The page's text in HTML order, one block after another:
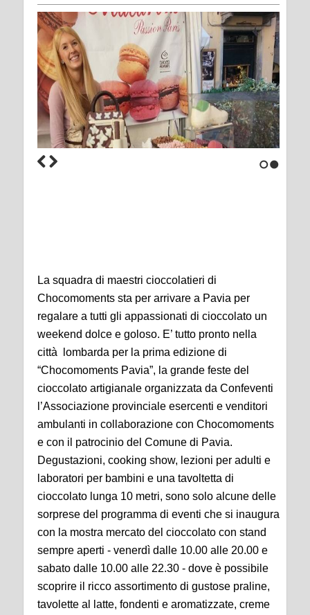
La squadra di maestri cioccolatieri di
Chocomoments sta per arrivare a Pavia per
regalare a tutti gli appassionati di cioccolato un
weekend dolce e goloso. E’ tutto pronto nella
città lombarda per la prima edizione di
“Chocomoments Pavia”, la grande feste del
cioccolato artigianale organizzata da Confeventi
l’Associazione provinciale esercenti e venditori
ambulanti in collaborazione con Chocomoments
e con il patrocinio del Comune di Pavia.
Degustazioni, cooking show, lezioni per adulti e
laboratori per bambini e una tavoltetta di
cioccolato lunga 10 metri, sono solo alcune delle
sorprese del programma di eventi che si inaugura
con la mostra mercato del cioccolato con stand
sempre aperti - venerdì dalle 10.00 alle 20.00 e
sabato dalle 10.00 alle 22.30 - dove è possibile
scoprire il ricco assortimento di gustose praline,
tavolette al latte, fondenti e aromatizzate, creme